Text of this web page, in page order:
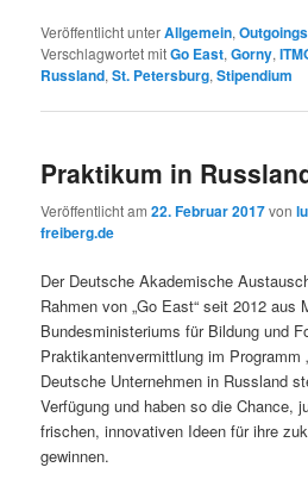
Veröffentlicht unterAllgemein,Outgoings
Verschlagwortet mitGo East,Gorny,
Russland,St. Petersburg,Stipendium
Praktikum in
Veröffentlicht am22. Februar 2017von
freiberg.de
Der Deutsche Akademische
Rahmen von „Go East“ seit 2012 aus
Bundesministeriums für Bildung und
Praktikantenvermittlung im Programm
Deutsche Unternehmen in Russland
Verfügung und haben so die Chance,
frischen, innovativen Ideen für ihre
gewinnen.